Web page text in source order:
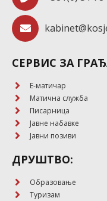
СЕРВИС ЗА
E-матичар
Матична служба
Писарница
Јавне набавке
Јавни позиви
ДРУШТВО:
Образовање
Туризам